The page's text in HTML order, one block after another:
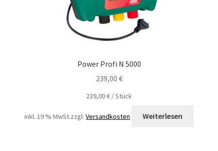
Power Profi N 5000
239,00 €
239,00€ /Stück
inkl. 19 % MwSt.zzgl.Versandkosten Weiterlesen